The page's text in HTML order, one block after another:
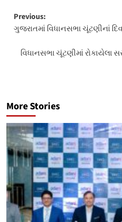
Post
navigation
Previous:
ગુજરાતમાં વિધાનસભા ચૂંટણીનાં
વિધાનસભા ચૂંટણીમાં રોકાયેલા
More Stories